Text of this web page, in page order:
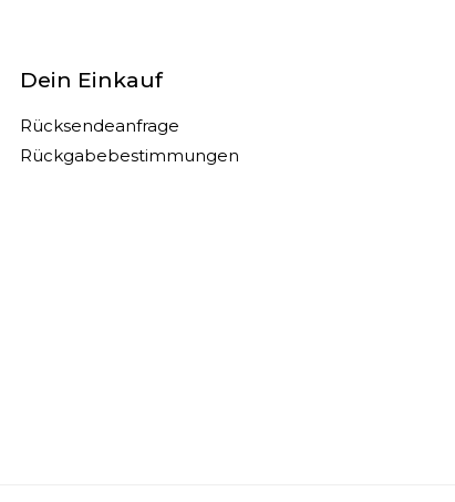
Dein Einkauf
Rücksendeanfrage
Rückgabebestimmungen